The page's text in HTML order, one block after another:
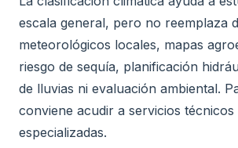
escala general, pero no reemplaza
meteorológicos locales, mapas
riesgo de sequía, planificación
de lluvias ni evaluación ambiental.
conviene acudir a servicios técnicos
especializadas.